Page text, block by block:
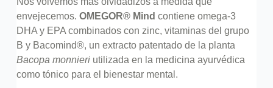
envejecemos. OMEGOR® Mind contiene omega-3
DHA y EPA combinados con zinc, vitaminas del grupo
B y Bacomind®, un extracto patentado de la planta
Bacopa monnieri utilizada en la medicina ayurvédica
como tónico para el bienestar mental.